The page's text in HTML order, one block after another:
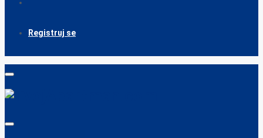
Registruj se